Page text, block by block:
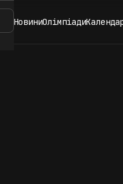
НовиниОлімпіади